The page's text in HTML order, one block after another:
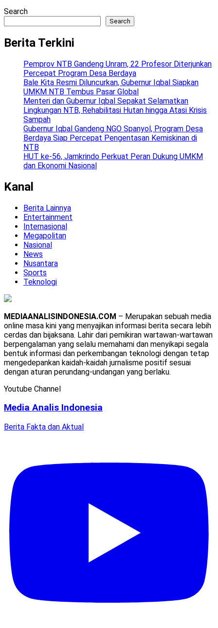
Search
Search
Berita Terkini
Pemprov NTB Gandeng Unram, 22 Profesor Diterjunkan
Percepat Program Desa Berdaya
Bale Kita Resmi Diluncurkan, Gubernur Iqbal Siapkan
UMKM NTB Tembus Pasar Global
Menteri dan Gubernur Iqbal Sepakat Selamatkan
Lingkungan NTB, Rehabilitasi Hutan hingga Atasi Krisis
Sampah
Gubernur Iqbal Gandeng NGO Spanyol, Program Desa
Berdaya Siap Percepat Pengentasan Kemiskinan di
NTB
HUT ke-56, Jamkrindo Perkuat Peran Dukung UMKM
dan Ekonomi Nasional
Kanal
Berita Lainnya
Entertainment
Internasional
Megapolitan
Nasional
News
Nusantara
Sports
Teknologi
MEDIAANALISINDONESIA.COM – Merupakan sebuah media
online masa kini yang menyajikan informasi berita secara lebih
cerdas dan bijaksana. Lahir dari pemikiran wartawan-wartawan
berpengalaman yang selalu memahami dan menyikapi segala
bentuk informasi dan perkembangan teknologi dengan tetap
mengedepankan kaidah-kaidah jurnalisme positif sesuai
dengan aturan perundang-undangan yang berlaku.
Youtube Channel
Media Analis Indonesia
Berita Fakta dan Aktual